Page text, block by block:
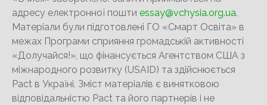
адресу електронної пошти essay@vchysia.org.ua.
Матеріали були підготовлені ГО «Смарт Освіта» в
межах Програми сприяння громадській активності
«Долучайся!», що фінансується Агентством США з
міжнародного розвитку (USAID) та здійснюється
Pact в Україні. Зміст матеріалів є винятковою
відповідальністю Pact та його партнерів і не